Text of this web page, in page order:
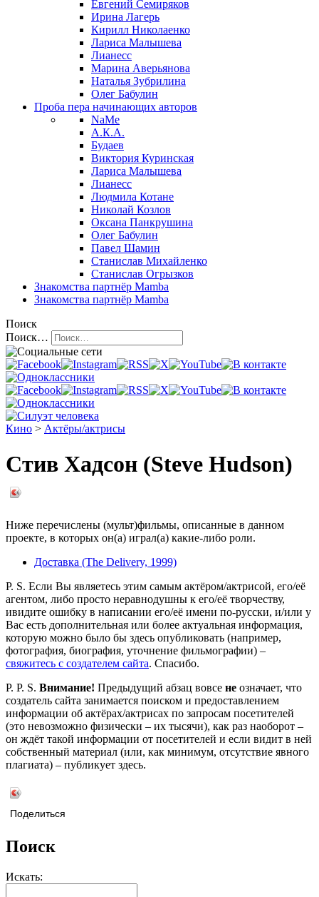
Евгений Семиряков
Ирина Лагерь
Кирилл Николаенко
Лариса Малышева
Лианесс
Марина Аверьянова
Наталья Зубрилина
Олег Бабулин
Проба пера начинающих авторов
NaMe
А.К.А.
Будаев
Виктория Куринская
Лариса Малышева
Лианесс
Людмила Котане
Николай Козлов
Оксана Панкрушина
Олег Бабулин
Павел Шамин
Станислав Михайленко
Станислав Огрызков
Знакомства партнёр Mamba
Знакомства партнёр Mamba
Поиск
Поиск…
Кино > Актёры/актрисы
Стив Хадсон (Steve Hudson)
Ниже перечислены (мульт)фильмы, описанные в данном
проекте, в которых он(а) играл(а) какие-либо роли.
Доставка (The Delivery, 1999)
P. S. Если Вы являетесь этим самым актёром/актрисой, его/её
агентом, либо просто неравнодушны к его/её творчеству,
ивидите ошибку в написании его/её имени по-русски, и/или у
Вас есть дополнительная или более актуальная информация,
которую можно было бы здесь опубликовать (например,
фотография, биография, уточнение фильмографии) –
свяжитесь с создателем сайта. Спасибо.
P. P. S. Внимание! Предыдущий абзац вовсе не означает, что
создатель сайта занимается поиском и предоставлением
информации об актёрах/актрисах по запросам посетителей
(это невозможно физически – их тысячи), как раз наоборот –
он ждёт такой информации от посетителей и если видит в ней
собственный материал (или, как минимум, отсутствие явного
плагиата) – публикует здесь.
Поделиться
Поиск
Искать: